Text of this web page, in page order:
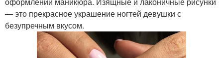
— это прекрасное украшение ногтей девушки с
безупречным вкусом.